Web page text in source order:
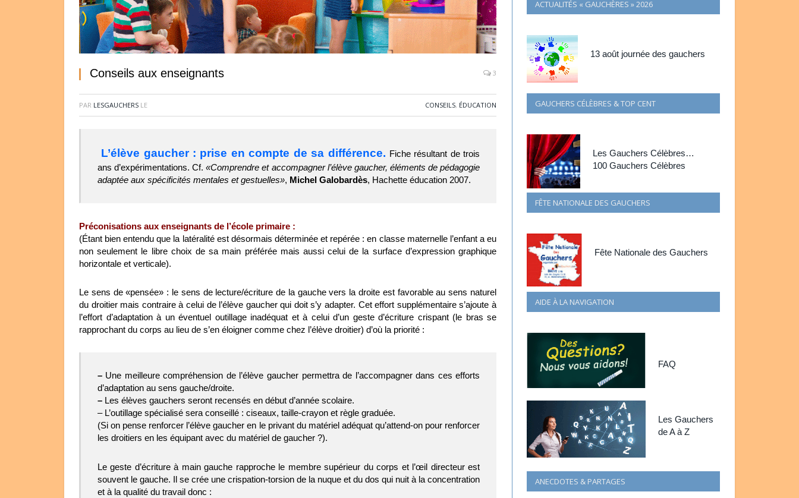
Conseils aux enseignants 3
PAR LESGAUCHERS LE CONSEILS, ÉDUCATION
L’élève gaucher : prise en compte de sa différence. Fiche résultant de trois
ans d’expérimentations. Cf.«Comprendre et accompagner l’élève gaucher, éléments de pédagogie
adaptée aux spécificités mentales et gestuelles», Michel Galobardès, Hachette éducation 2007.
Préconisations aux enseignants de l’école primaire :
(Étant bien entendu que la latéralité est désormais déterminée et repérée : en classe maternelle l’enfant a eu
non seulement le libre choix de sa main préférée mais aussi celui de la surface d’expression graphique
horizontale et verticale).
Le sens de «pensée» : le sens de lecture/écriture de la gauche vers la droite est favorable au sens naturel
du droitier mais contraire à celui de l’élève gaucher qui doit s’y adapter. Cet effort supplémentaire s’ajoute à
l’effort d’adaptation à un éventuel outillage inadéquat et à celui d’un geste d’écriture crispant (le bras se
rapprochant du corps au lieu de s’en éloigner comme chez l’élève droitier) d’où la priorité :
–Une meilleure compréhension de l’élève gaucher permettra de l’accompagner dans ces efforts
d’adaptation au sens gauche/droite.
–Les élèves gauchers seront recensés en début d’année scolaire.
– L’outillage spécialisé sera conseillé : ciseaux, taille-crayon et règle graduée.
(Si on pense renforcer l’élève gaucher en le privant du matériel adéquat qu’attend-on pour renforcer
les droitiers en les équipant avec du matériel de gaucher ?).
Le geste d’écriture à main gauche rapproche le membre supérieur du corps et l’œil directeur est
souvent le gauche. Il se crée une crispation-torsion de la nuque et du dos qui nuit à la concentration
et à la qualité du travail donc :
ACTUALITÉS « GAUCHÈRES » 2026
13 août journée des gauchers
GAUCHERS CÉLÈBRES & TOP CENT
Les Gauchers Célèbres…
100 Gauchers Célèbres
FÊTE NATIONALE DES GAUCHERS
Fête Nationale des Gauchers
AIDE À LA NAVIGATION
FAQ
Les Gauchers
de A à Z
ANECDOTES & PARTAGES